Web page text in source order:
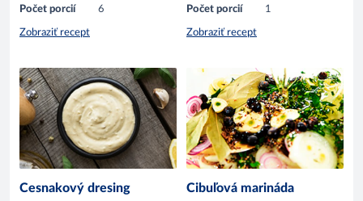
Počet porcií
6
Zobraziť recept
Počet porcií
1
Zobraziť recept
Cesnakový dresing Cibuľová marináda